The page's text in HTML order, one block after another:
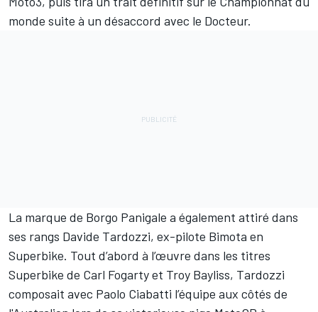
monde suite à un désaccord avec le Docteur.
La marque de Borgo Panigale a également attiré dans
ses rangs Davide Tardozzi, ex-pilote Bimota en
Superbike. Tout d’abord à l’œuvre dans les titres
Superbike de Carl Fogarty et Troy Bayliss, Tardozzi
composait avec Paolo Ciabatti l’équipe aux côtés de